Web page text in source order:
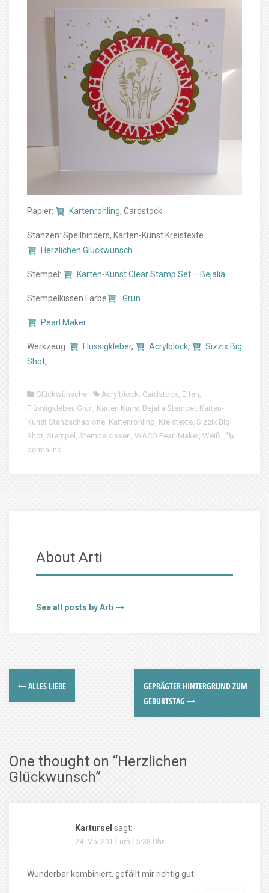
Papier: Kartenrohling, Cardstock
Stanzen: Spellbinders, Karten-Kunst Kreistexte
Herzlichen Glückwunsch
Stempel: Karten-Kunst Clear Stamp Set – Bejalia
Stempelkissen Farbe Grün
Pearl Maker
Werkzeug: Flüssigkleber, Acrylblock,
Sizzix Big
Shot,
Glückwünsche Acrylblock Cardstock Elfen
Flüssigkleber, Grün Karten Kunst Bejalia Stempel
Karten-
Kunst Stanzschablone Kartenrohling Kreistexte Sizzix Big
Shot Stempel Stempelkissen WACO Pearl Maker, Weiß
permalink
About Arti
See all posts by Arti
ALLES LIEBE
GEPRÄGTER HINTERGRUND ZUM
GEBURTSTAG
One thought on “Herzlichen
Glückwunsch”
Kartursel sagt:
24. Mai 2017 um 15:38 Uhr
Wunderbar kombiniert, gefällt mir richtig gut.